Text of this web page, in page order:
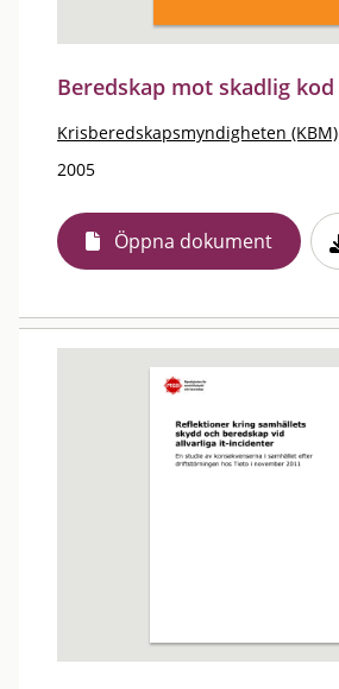
Beredskap mot skadlig kod
Krisberedskapsmyndigheten (KBM)
2005
Öppna dokument